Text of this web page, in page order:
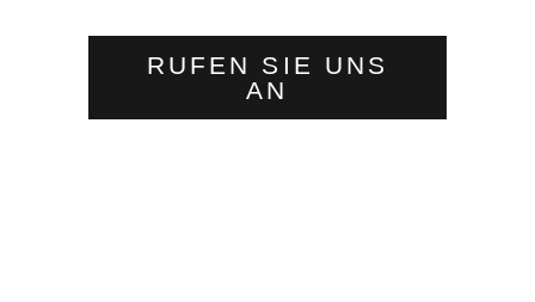
RUFEN SIE UNS
AN